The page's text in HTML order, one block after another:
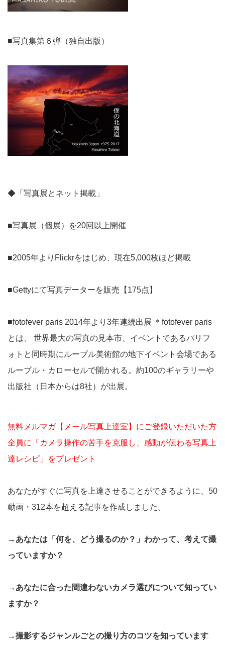
■写真集第６弾（独自出版）
◆「写真展とネット掲載」
■写真展（個展）を20回以上開催
■2005年よりFlickrをはじめ、現在5,000枚ほど掲載
■Gettyにて写真データーを販売【175点】
■fotofever paris 2014年より3年連続出展 ＊fotofever paris
とは、 世界最大の写真の見本市、イベントであるパリフ
ォトと同時期にルーブル美術館の地下イベント会場である
ルーブル・カローセルで開かれる。約100のギャラリーや
出版社（日本からは8社）が出展。
無料メルマガ【メール写真上達室】にご登録いただいた方
全員に「カメラ操作の苦手を克服し、感動が伝わる写真上
達レシピ」をプレゼント
あなたがすぐに写真を上達させることができるように、50
動画・312本を超える記事を作成しました。
→あなたは「何を、どう撮るのか？」わかって、考えて撮
っていますか？
→あなたに合った間違わないカメラ選びについて知ってい
ますか？
→撮影するジャンルごとの撮り方のコツを知っています